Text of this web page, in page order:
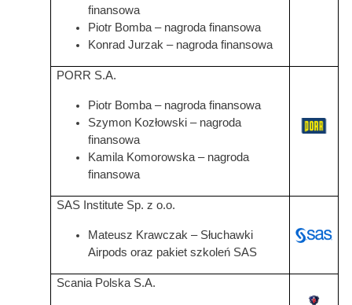
finansowa
Piotr Bomba – nagroda finansowa
Konrad Jurzak – nagroda finansowa
PORR S.A.
Piotr Bomba – nagroda finansowa
Szymon Kozłowski – nagroda
finansowa
Kamila Komorowska – nagroda
finansowa
Grafika
SAS Institute Sp. z o.o.
Mateusz Krawczak – Słuchawki
Airpods oraz pakiet szkoleń SAS
Scania Polska S.A.